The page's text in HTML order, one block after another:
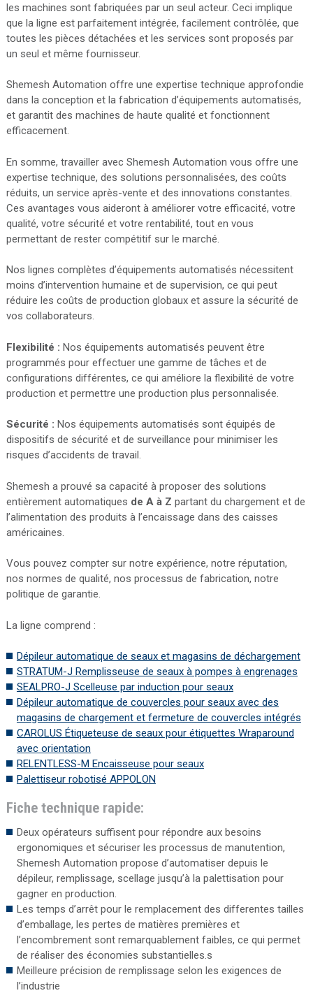
les machines sont fabriquées par un seul acteur. Ceci implique
que la ligne est parfaitement intégrée, facilement contrôlée, que
toutes les pièces détachées et les services sont proposés par
un seul et même fournisseur.
Shemesh Automation offre une expertise technique approfondie
dans la conception et la fabrication d’équipements automatisés,
et garantit des machines de haute qualité et fonctionnent
efficacement.
En somme, travailler avec Shemesh Automation vous offre une
expertise technique, des solutions personnalisées, des coûts
réduits, un service après-vente et des innovations constantes.
Ces avantages vous aideront à améliorer votre efficacité, votre
qualité, votre sécurité et votre rentabilité, tout en vous
permettant de rester compétitif sur le marché.
Nos lignes complètes d’équipements automatisés nécessitent
moins d’intervention humaine et de supervision, ce qui peut
réduire les coûts de production globaux et assure la sécurité de
vos collaborateurs.
Flexibilité : Nos équipements automatisés peuvent être
programmés pour effectuer une gamme de tâches et de
configurations différentes, ce qui améliore la flexibilité de votre
production et permettre une production plus personnalisée.
Sécurité : Nos équipements automatisés sont équipés de
dispositifs de sécurité et de surveillance pour minimiser les
risques d’accidents de travail.
Shemesh a prouvé sa capacité à proposer des solutions
entièrement automatiques de A à Z partant du chargement et de
l’alimentation des produits à l’encaissage dans des caisses
américaines.
Vous pouvez compter sur notre expérience, notre réputation,
nos normes de qualité, nos processus de fabrication, notre
politique de garantie.
La ligne comprend :
Dépileur automatique de seaux et magasins de déchargement
STRATUM-J Remplisseuse de seaux à pompes à engrenages
SEALPRO-J Scelleuse par induction pour seaux
Dépileur automatique de couvercles pour seaux avec des
magasins de chargement et fermeture de couvercles intégrés
CAROLUS Étiqueteuse de seaux pour étiquettes Wraparound
avec orientation
RELENTLESS-M Encaisseuse pour seaux
Palettiseur robotisé APPOLON
Fiche technique rapide:
Deux opérateurs suffisent pour répondre aux besoins
ergonomiques et sécuriser les processus de manutention,
Shemesh Automation propose d’automatiser depuis le
dépileur, remplissage, scellage jusqu’à la palettisation pour
gagner en production.
Les temps d’arrêt pour le remplacement des differentes tailles
d’emballage, les pertes de matières premières et
l’encombrement sont remarquablement faibles, ce qui permet
de réaliser des économies substantielles.s
Meilleure précision de remplissage selon les exigences de
l’industrie